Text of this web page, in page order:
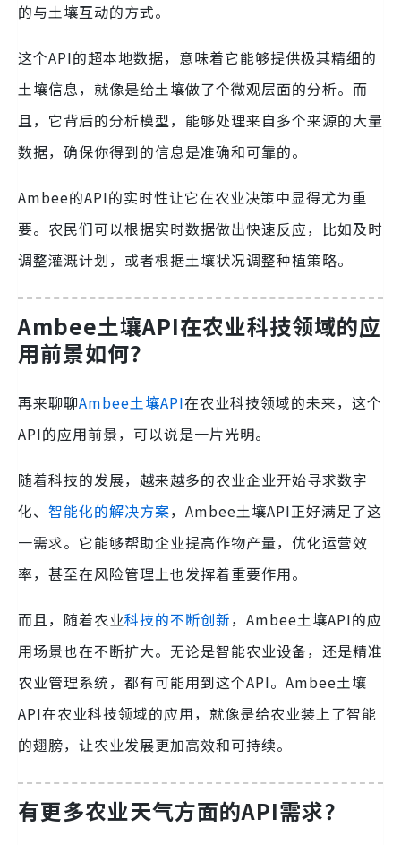
的与土壤互动的方式。
这个API的超本地数据，意味着它能够提供极其精细的
土壤信息，就像是给土壤做了个微观层面的分析。而
且，它背后的分析模型，能够处理来自多个来源的大量
数据，确保你得到的信息是准确和可靠的。
Ambee的API的实时性让它在农业决策中显得尤为重
要。农民们可以根据实时数据做出快速反应，比如及时
调整灌溉计划，或者根据土壤状况调整种植策略。
Ambee土壤API在农业科技领域的应
用前景如何？
再来聊聊Ambee土壤API在农业科技领域的未来，这个
API的应用前景，可以说是一片光明。
随着科技的发展，越来越多的农业企业开始寻求数字
化、 智能化的解决方案，Ambee土壤API正好满足了这
一需求。它能够帮助企业提高作物产量，优化运营效
率，甚至在风险管理上也发挥着重要作用。
而且，随着农业科技的不断创新，Ambee土壤API的应
用场景也在不断扩大。无论是智能农业设备，还是精准
农业管理系统，都有可能用到这个API。Ambee土壤
API在农业科技领域的应用，就像是给农业装上了智能
的翅膀，让农业发展更加高效和可持续。
有更多农业天气方面的API需求？